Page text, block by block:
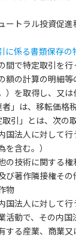
ートラル投資促
に係る書類保存の
間で特定取引を
額の計算の明細
）を取得し、又
者」は、移転価格
取引」とは、次
法人に対して行
含む。）
技術に関する権
著作隣接権その
物
法人に対して行
活動で、その内
する産業、商業